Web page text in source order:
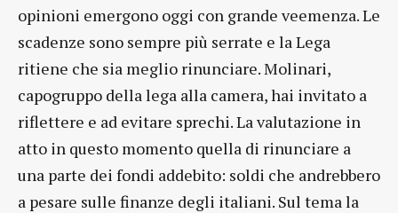
opinioni emergono oggi con grande veemenza. Le
scadenze sono sempre più serrate e la Lega
ritiene che sia meglio rinunciare. Molinari,
capogruppo della lega alla camera, hai invitato a
riflettere e ad evitare sprechi. La valutazione in
atto in questo momento quella di rinunciare a
una parte dei fondi addebito: soldi che andrebbero
a pesare sulle finanze degli italiani. Sul tema la